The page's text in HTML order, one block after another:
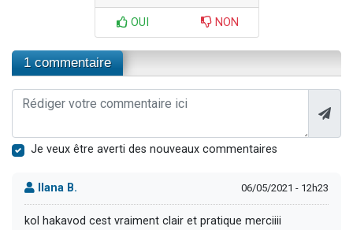
OUI NON
1 commentaire
Je veux être averti des nouveaux commentaires
Ilana B. 06/05/2021 - 12h23
kol hakavod cest vraiment clair et pratique merciiii